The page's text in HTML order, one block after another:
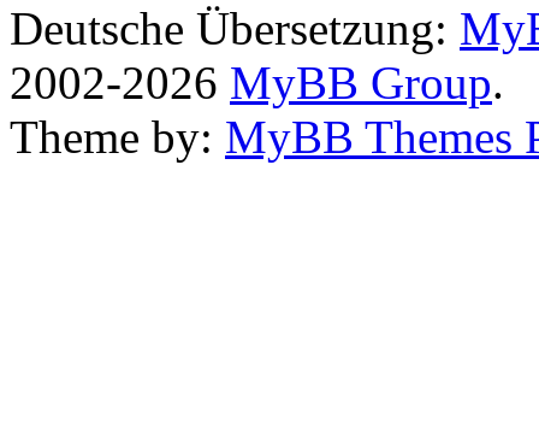
Deutsche Übersetzung:
2002-2026 MyBB Group.
Theme by: MyBB Themes